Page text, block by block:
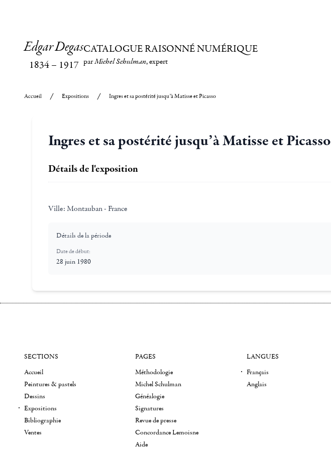
Edgar Degas
1834– 1917
CATALOGUE RAISONNÉ NUMÉRIQUE
parMichel Schulman, expert
Accueil Expositions Ingres et sa postérité jusqu’à Matisse et Picasso
Ingres et sa postérité jusqu’à Matisse et Picasso
Détails de l'exposition
Ville: Montauban - France
Détails de la période
Date de début:
28 juin 1980
SECTIONS
Accueil
Peintures & pastels
Dessins
Expositions
Bibliographie
Ventes
PAGES
Méthodologie
Michel Schulman
Généalogie
Signatures
Revue de presse
Concordance Lemoisne
Aide
LANGUES
Français
Anglais